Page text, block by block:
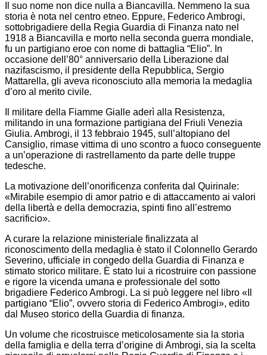
Il suo nome non dice nulla a Biancavilla. Nemmeno la sua
storia è nota nel centro etneo. Eppure, Federico Ambrogi,
sottobrigadiere della Regia Guardia di Finanza nato nel
1918 a Biancavilla e morto nella seconda guerra mondiale,
fu un partigiano eroe con nome di battaglia “Elio”. In
occasione dell’80° anniversario della Liberazione dal
nazifascismo, il presidente della Repubblica, Sergio
Mattarella, gli aveva riconosciuto alla memoria la medaglia
d’oro al merito civile.
Il militare della Fiamme Gialle aderì alla Resistenza,
militando in una formazione partigiana del Friuli Venezia
Giulia. Ambrogi, il 13 febbraio 1945, sull’altopiano del
Cansiglio, rimase vittima di uno scontro a fuoco conseguente
a un’operazione di rastrellamento da parte delle truppe
tedesche.
La motivazione dell’onorificenza conferita dal Quirinale:
«Mirabile esempio di amor patrio e di attaccamento ai valori
della libertà e della democrazia, spinti fino all’estremo
sacrificio».
A curare la relazione ministeriale finalizzata al
riconoscimento della medaglia è stato il Colonnello Gerardo
Severino, ufficiale in congedo della Guardia di Finanza e
stimato storico militare. È stato lui a ricostruire con passione
e rigore la vicenda umana e professionale del sotto
brigadiere Federico Ambrogi. La si può leggere nel libro «Il
partigiano “Elio”, ovvero storia di Federico Ambrogi», edito
dal Museo storico della Guardia di finanza.
Un volume che ricostruisce meticolosamente sia la storia
della famiglia e della terra d’origine di Ambrogi, sia la scelta